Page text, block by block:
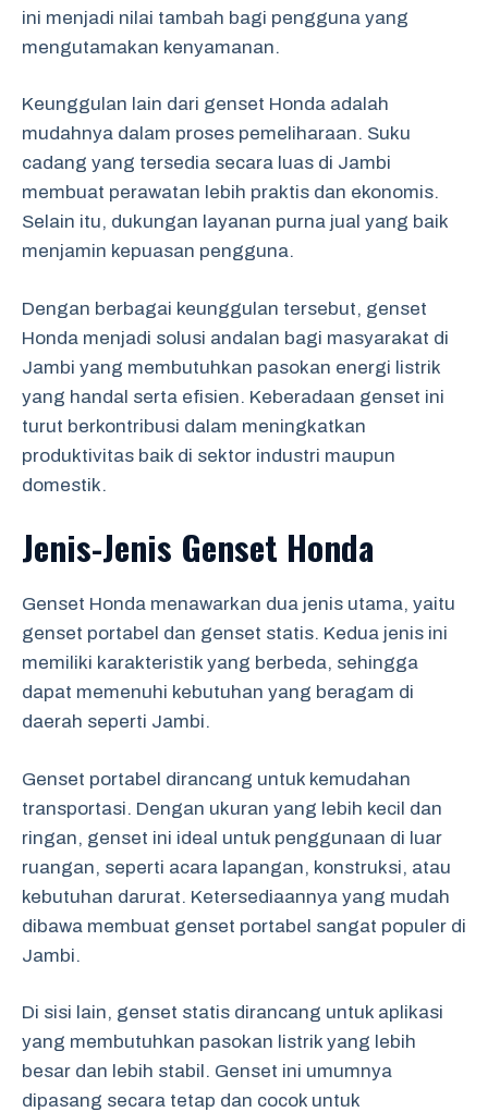
ini menjadi nilai tambah bagi pengguna yang
mengutamakan kenyamanan.
Keunggulan lain dari genset Honda adalah
mudahnya dalam proses pemeliharaan. Suku
cadang yang tersedia secara luas di Jambi
membuat perawatan lebih praktis dan ekonomis.
Selain itu, dukungan layanan purna jual yang baik
menjamin kepuasan pengguna.
Dengan berbagai keunggulan tersebut, genset
Honda menjadi solusi andalan bagi masyarakat di
Jambi yang membutuhkan pasokan energi listrik
yang handal serta efisien. Keberadaan genset ini
turut berkontribusi dalam meningkatkan
produktivitas baik di sektor industri maupun
domestik.
Jenis-Jenis Genset Honda
Genset Honda menawarkan dua jenis utama, yaitu
genset portabel dan genset statis. Kedua jenis ini
memiliki karakteristik yang berbeda, sehingga
dapat memenuhi kebutuhan yang beragam di
daerah seperti Jambi.
Genset portabel dirancang untuk kemudahan
transportasi. Dengan ukuran yang lebih kecil dan
ringan, genset ini ideal untuk penggunaan di luar
ruangan, seperti acara lapangan, konstruksi, atau
kebutuhan darurat. Ketersediaannya yang mudah
dibawa membuat genset portabel sangat populer di
Jambi.
Di sisi lain, genset statis dirancang untuk aplikasi
yang membutuhkan pasokan listrik yang lebih
besar dan lebih stabil. Genset ini umumnya
dipasang secara tetap dan cocok untuk